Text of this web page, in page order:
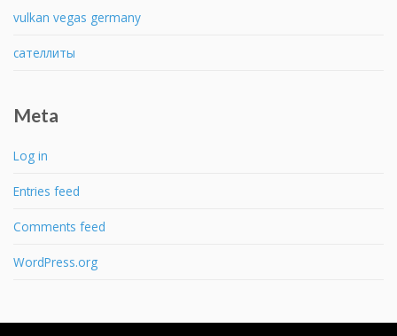
vulkan vegas germany
сателлиты
Meta
Log in
Entries feed
Comments feed
WordPress.org